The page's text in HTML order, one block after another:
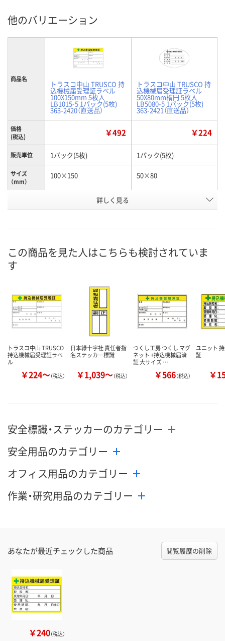
他のバリエーション
商品名
トラスコ中山 TRUSCO 持
込機械届受理証ラベル
100X150mm 5枚入
LB1015-5 1パック(5枚)
363-2420（直送品）
トラスコ中山 TRUSCO 持
込機械届受理証ラベル
50X80mm楕円 5枚入
LB5080-5 1パック(5枚)
363-2421（直送品）
価格
(税込)
￥492 ￥224
販売単位 1パック(5枚) 1パック(5枚)
サイズ
（mm）
100×150 50×80
お届け日 8月7日（金） 8月7日（金）
カゴへ カゴへ
詳しく見る
この商品を見た人はこちらも検討されていま
す
トラスコ中山 TRUSCO
持込機械届受理証ラベ
ル
￥224～（税込）
日本緑十字社 責任者指
名ステッカー標識
￥1,039～（税込）
つくし工房 つくし マグ
ネット +持込機械届済
証 大サイズ …
￥566（税込）
ユニット
証
￥
安全標識・ステッカーのカテゴリー
安全用品のカテゴリー
オフィス用品のカテゴリー
作業・研究用品のカテゴリー
あなたが最近チェックした商品 閲覧履歴の削除
￥240（税込）